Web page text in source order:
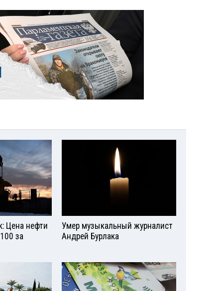
Цена нефти
за
Умер музыкальный журналист
Андрей Бурлака